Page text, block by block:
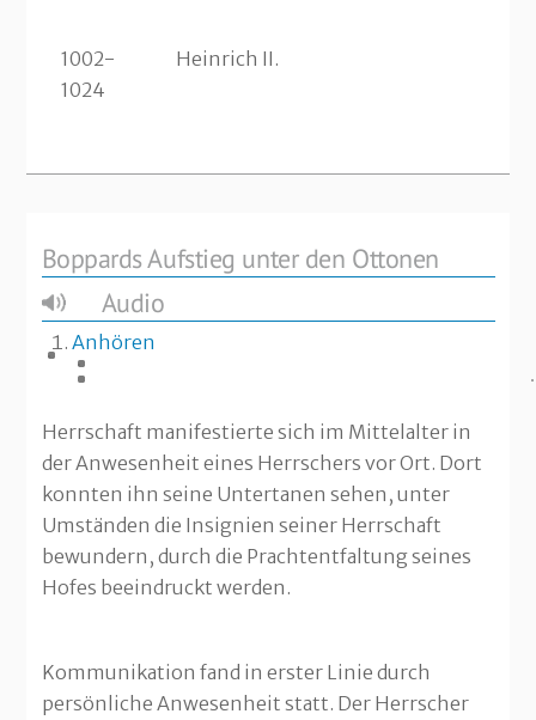
1002-
1024
Heinrich II.
Boppards Aufstieg unter den Ottonen
Audio
Anhören
Herrschaft manifestierte sich im Mittelalter in
der Anwesenheit eines Herrschers vor Ort. Dort
konnten ihn seine Untertanen sehen, unter
Umständen die Insignien seiner Herrschaft
bewundern, durch die Prachtentfaltung seines
Hofes beeindruckt werden.
Kommunikation fand in erster Linie durch
persönliche Anwesenheit statt. Der Herrscher